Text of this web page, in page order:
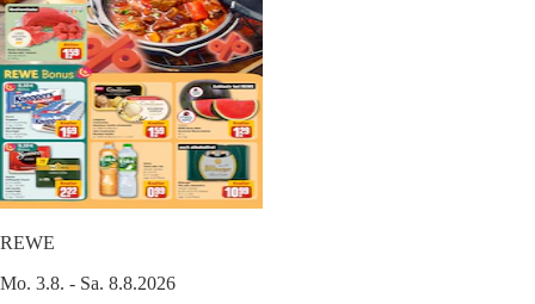
REWE
Mo. 3.8. - Sa. 8.8.2026